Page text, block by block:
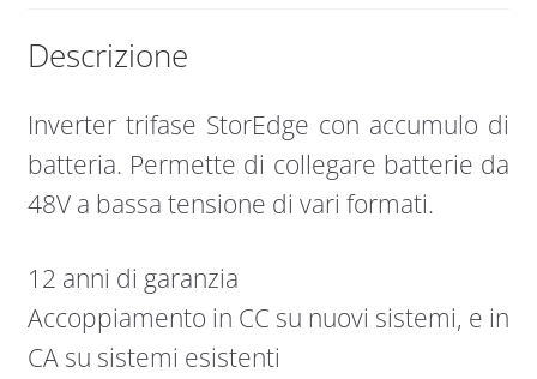
Descrizione
Inverter trifase StorEdge con accumulo di
batteria. Permette di collegare batterie da
48V a bassa tensione di vari formati.
12 anni di garanzia
Accoppiamento in CC su nuovi sistemi, e in
CA su sistemi esistenti